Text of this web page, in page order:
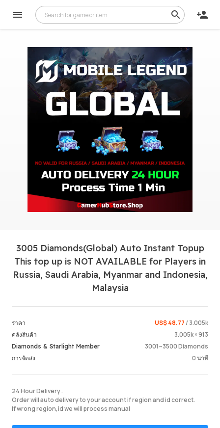
3005 Diamonds(Global) Auto Instant Topup
This top up is NOT AVAILABLE for Players in
Russia, Saudi Arabia, Myanmar and Indonesia,
Malaysia
ราคา US$ 48.77 / 3.005k
คลังสินค้า 3.005k × 913
Diamonds & Starlight Member 3001~3500 Diamonds
การจัดส่ง 0 นาที
24 Hour Delivery .
Order will auto delivery to your account if region and id correct.
If wrong region,id we will process manual